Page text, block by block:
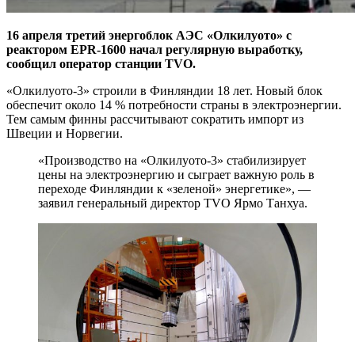
16 апреля третий энергоблок АЭС «Олкилуото» с
реактором EPR‑1600 начал регулярную выработку,
сообщил оператор станции TVO.
«Олкилуото-3» строили в Финляндии 18 лет. Новый блок
обеспечит около 14 % потребности страны в электроэнергии.
Тем самым финны рассчитывают сократить импорт из
Швеции и Норвегии.
«Производство на «Олкилуото-3» стабилизирует
цены на электроэнергию и сыграет важную роль в
переходе Финляндии к «зеленой» энергетике», —
заявил генеральный директор TVO Ярмо Танхуа.